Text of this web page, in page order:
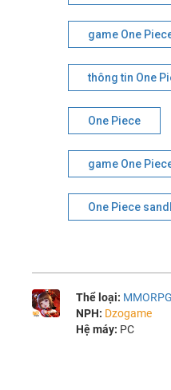
game One
thông tin One
One Piece
game One
One Piece
Thể loại: MMORPG
NPH: Dzogame
Hệ máy: PC